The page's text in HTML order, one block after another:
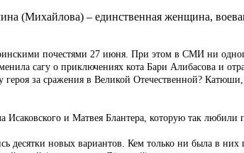
(Михайлова) – единственная женщина,
почестями 27 июня. При этом в СМИ ни
сагу о приключениях кота Бари Алибасова и
за сражения в Великой Отечественной?
и Матвея Блантера, которую так
новых вариантов. Кем только ни была в